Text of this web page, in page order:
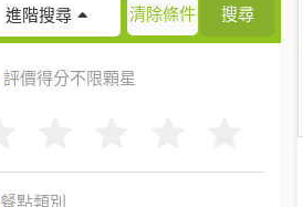
進階搜尋 清除條件 搜尋
評價得分不限顆星
餐點類別